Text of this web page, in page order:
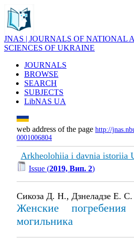
JNAS | JOURNALS OF NATIONAL
SCIENCES OF UKRAINE
JOURNALS
BROWSE
SEARCH
SUBJECTS
LibNAS UA
web address of the page http://
0001006804
Arkheolohiia i davnia istoriia
Issue (2019, Вип. 2)
Сикоза Д. Н., Дзнеладзе Е. С.
Женские погребения
могильника